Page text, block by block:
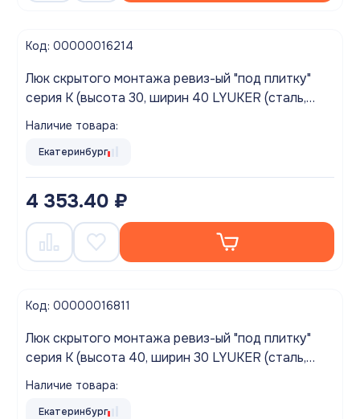
Код: 00000016214
Люк скрытого монтажа ревиз-ый "под плитку"
серия K (высота 30, ширин 40 LYUKER (сталь,
нажимной)
Наличие товара:
Екатеринбург
4 353.40 ₽
Код: 00000016811
Люк скрытого монтажа ревиз-ый "под плитку"
серия K (высота 40, ширин 30 LYUKER (сталь,
нажимной)
Наличие товара:
Екатеринбург